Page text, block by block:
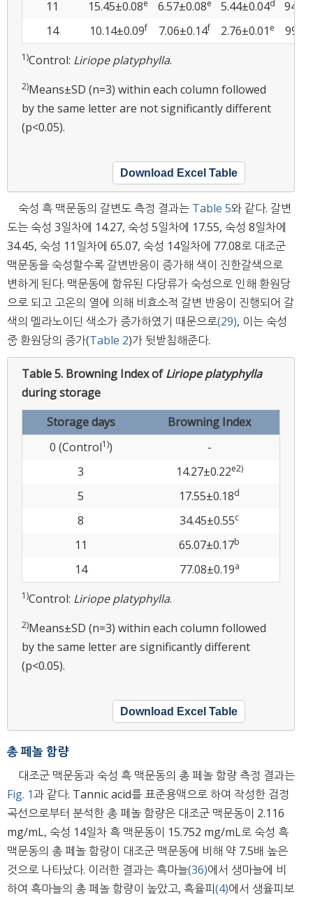
11 15.45±0.08e 6.57±0.08e 5.44±0.04d
14
10.14±0.09f 7.06±0.14f 2.76±0.01 e
1)Control: Liriope platyphylla.
2)Means±SD (n=3) within each column followed
by the same letter are not significantly different
(p<0.05).
Download Excel Table
숙성 흑 맥문동의 갈변도 측정 결과는 Table 5와 같다. 갈변
도는 숙성 3일차에 14.27, 숙성 5일차에 17.55, 숙성 8일차에
34.45, 숙성 11일차에 65.07, 숙성 14일차에 77.08로 대조군
맥문동을 숙성할수록 갈변반응이 증가해 색이 진한갈색으로
변하게 된다. 맥문동에 함유된 다당류가 숙성으로 인해 환원당
으로 되고 고온의 열에 의해 비효소적 갈변 반응이 진행되어 갈
색의 멜라노이딘 색소가 증가하였기 때문으로(29), 이는 숙성
중 환원당의 증가(Table 2)가 뒷받침해준다.
Table 5. Browning Index ofLiriope platyphylla
during storage
Storage days
Browning Index
0 (Control1))
-
3
14.27±0.22e2)
5 17.55±0.18d
8 34.45±0.55c
11 65.07±0.17b
14 77.08±0.19a
1)Control: Liriope platyphylla.
2)Means±SD (n=3) within each column followed
by the same letter are significantly different
(p<0.05).
Download Excel Table
총 페놀 함량
대조군 맥문동과 숙성 흑 맥문동의 총 페놀 함량 측정 결과는
Fig. 1과 같다. Tannic acid를 표준용액으로 하여 작성한 검정
곡선으로부터 분석한 총 페놀 함량은 대조군 맥문동이 2.116
mg/mL, 숙성 14일차 흑 맥문동이 15.752 mg/mL로 숙성 흑
맥문동의 총 페놀 함량이 대조군 맥문동에 비해 약 7.5배 높은
것으로 나타났다. 이러한 결과는 흑마늘(36)에서 생마늘에 비
하여 흑마늘의 총 페놀 함량이 높았고, 흑율피(4)에서 생율피보